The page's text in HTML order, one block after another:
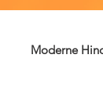
Moderne